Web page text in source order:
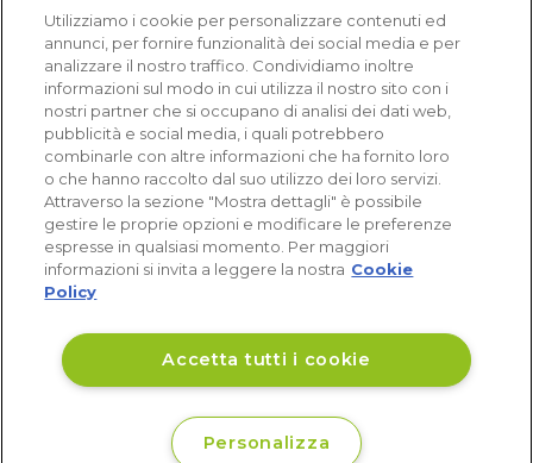
Acquisti verificati
Utilizziamo i cookie per personalizzare contenuti ed
annunci, per fornire funzionalità dei social media e per
analizzare il nostro traffico. Condividiamo inoltre
informazioni sul modo in cui utilizza il nostro sito con i
nostri partner che si occupano di analisi dei dati web,
pubblicità e social media, i quali potrebbero
combinarle con altre informazioni che ha fornito loro
o che hanno raccolto dal suo utilizzo dei loro servizi.
Attraverso la sezione "Mostra dettagli" è possibile
gestire le proprie opzioni e modificare le preferenze
espresse in qualsiasi momento. Per maggiori
informazioni si invita a leggere la nostra Cookie
Policy
Accetta tutti i cookie
Personalizza